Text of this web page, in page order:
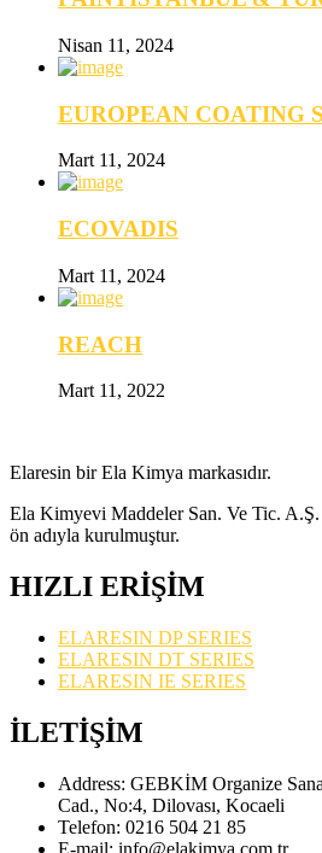
Nisan 11, 2024
EUROPEAN COATING
Mart 11, 2024
ECOVADIS
Mart 11, 2024
REACH
Mart 11, 2022
Elaresin bir Ela Kimya markasıdır.
Ela Kimyevi Maddeler San. Ve Tic. A.Ş.
ön adıyla kurulmuştur.
HIZLI ERİŞİM
ELARESIN DP SERIES
ELARESIN DT SERIES
ELARESIN IE SERIES
İLETİŞİM
Address: GEBKİM Organize
Cad., No:4, Dilovası, Kocaeli
Telefon: 0216 504 21 85
E-mail: info@elakimya.com.tr